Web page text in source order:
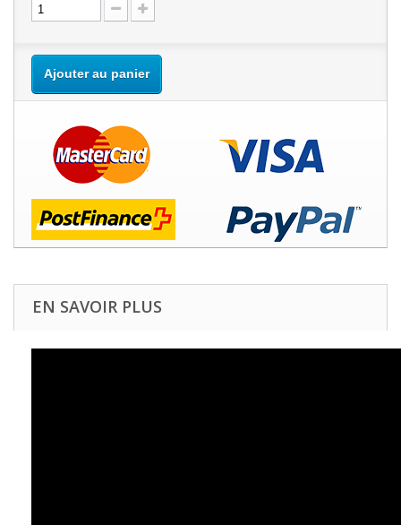
Ajouter au panier
EN SAVOIR PLUS